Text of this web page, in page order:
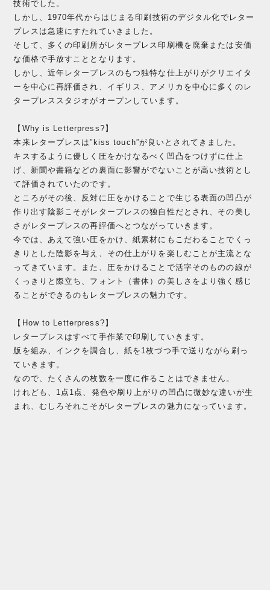
技術でした。
しかし、1970年代からはじまる印刷技術のデジタル化でレター
プレスは急速にすたれていきました。
そして、多くの印刷所がレタープレス印刷機を廃棄または安価
な価格で手放すこととなります。
しかし、近年レタープレスのもつ独特な仕上がりがクリエイタ
ーを中心に再評価され、イギリス、アメリカを中心に多くのレ
タープレススタジオがオープンしています。
【Why is Letterpress?】
本来レタープレスは”kiss touch”が良いとされてきました。
キスするように優しく圧をかけなるべく凹凸をつけずに仕上
げ、新聞や書籍などの裏面に影響がでないことが高い技術とし
て評価されていたのです。
ところがその後、反対に圧をかけることで生じる表面の凹凸が
作り出す陰影こそがレタープレスの独自性だとされ、その美し
さがレタープレスの再評価へとつながっていきます。
今では、あえて強い圧をかけ、紙素材にもこだわることでくっ
きりとした陰影を与え、その仕上がりを楽しむことが主流とな
ってきています。また、圧をかけることで活字そのものの線が
くっきりと際立ち、フォント（書体）の美しさをより強く感じ
ることができるのもレタープレスの魅力です。
【How to Letterpress?】
レタープレスはすべて手作業で印刷していきます。
版を組み、インクを調合し、紙を1枚づつ手で送りながら刷っ
ていきます。
なので、たくさんの枚数を一度に作ることはできません。
けれども、1点1点、発色や刷り上がりの凹凸に微妙な違いが生
まれ、むしろそれこそがレタープレスの魅力になっています。